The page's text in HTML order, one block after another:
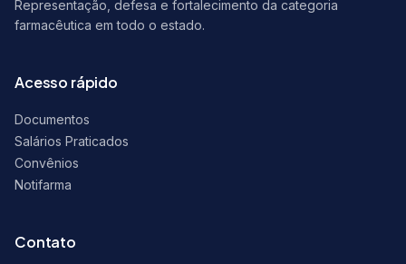
Representação, defesa e fortalecimento da categoria
farmacêutica em todo o estado.
Acesso rápido
Documentos
Salários Praticados
Convênios
Notifarma
Contato